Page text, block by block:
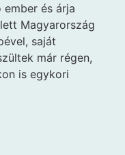
és árja
Magyarország
saját
már régen,
is egykori